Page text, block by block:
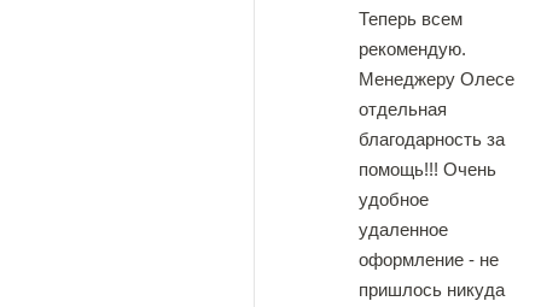
Теперь всем
рекомендую.
Менеджеру Олесе
отдельная
благодарность за
помощь!!! Очень
удобное
удаленное
оформление - не
пришлось никуда